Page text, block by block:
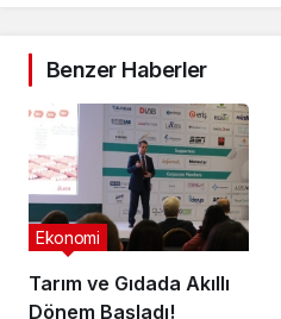
Benzer Haberler
Tarım ve Gıdada Akıllı
Dönem Başladı!
Ekonomi